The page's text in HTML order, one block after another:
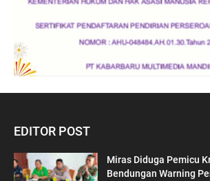
EDITOR POST
Miras Diduga Pemicu
Bendungan Warning